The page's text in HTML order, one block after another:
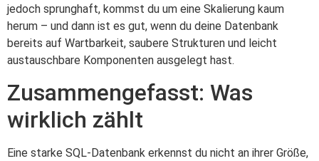
jedoch sprunghaft, kommst du um eine Skalierung kaum
herum – und dann ist es gut, wenn du deine Datenbank
bereits auf Wartbarkeit, saubere Strukturen und leicht
austauschbare Komponenten ausgelegt hast.
Zusammengefasst: Was
wirklich zählt
Eine starke SQL-Datenbank erkennst du nicht an ihrer Größe,